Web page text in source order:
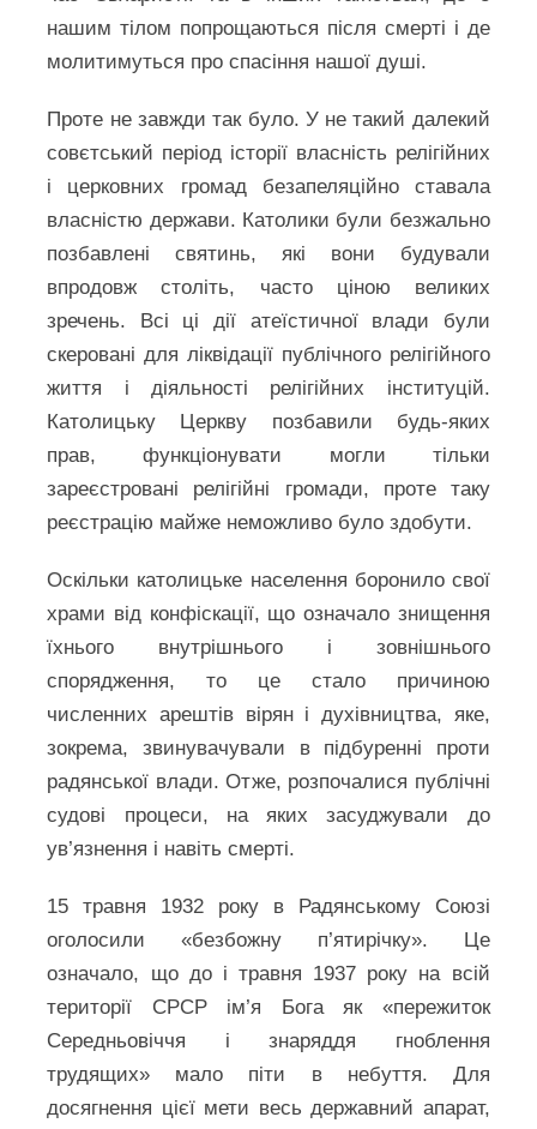
нашим тілом попрощаються після смерті і де
молитимуться про спасіння нашої душі.
Проте не завжди так було. У не такий далекий
совєтський період історії власність релігійних
і церковних громад безапеляційно ставала
власністю держави. Католики були безжально
позбавлені святинь, які вони будували
впродовж століть, часто ціною великих
зречень. Всі ці дії атеїстичної влади були
скеровані для ліквідації публічного релігійного
життя і діяльності релігійних інституцій.
Католицьку Церкву позбавили будь-яких
прав, функціонувати могли тільки
зареєстровані релігійні громади, проте таку
реєстрацію майже неможливо було здобути.
Оскільки католицьке населення боронило свої
храми від конфіскації, що означало знищення
їхнього внутрішнього і зовнішнього
спорядження, то це стало причиною
численних арештів вірян і духівництва, яке,
зокрема, звинувачували в підбуренні проти
радянської влади. Отже, розпочалися публічні
судові процеси, на яких засуджували до
ув’язнення і навіть смерті.
15 травня 1932 року в Радянському Союзі
оголосили «безбожну п’ятирічку». Це
означало, що до і травня 1937 року на всій
території СРСР ім’я Бога як «пережиток
Середньовіччя і знаряддя гноблення
трудящих» мало піти в небуття. Для
досягнення цієї мети весь державний апарат,